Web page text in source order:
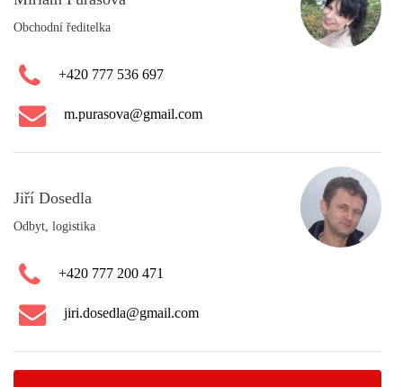
Obchodní ředitelka
+420 777 536 697
m.purasova@gmail.com
Jiří Dosedla
Odbyt, logistika
+420 777 200 471
jiri.dosedla@gmail.com